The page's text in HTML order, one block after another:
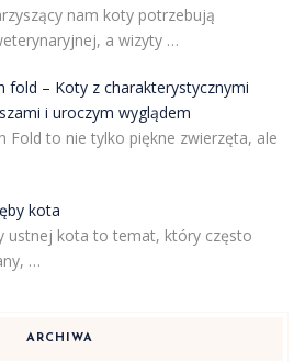
nam koty potrzebują
a wizyty …
fold – Koty z charakterystycznymi
i uroczym wyglądem
Fold to nie tylko piękne zwierzęta, ale
kota
ustnej kota to temat, który często
…
ARCHIWA